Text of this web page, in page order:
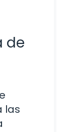
de
las